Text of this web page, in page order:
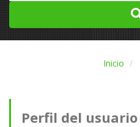
Inicio
Perfil del usuario